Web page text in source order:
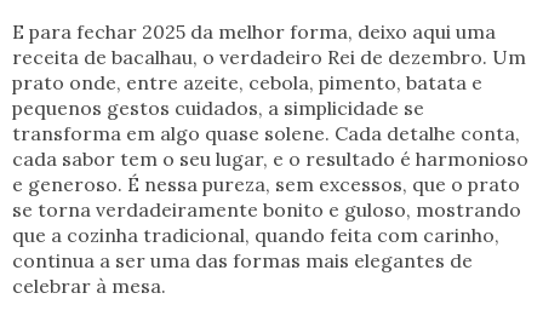
E para fechar 2025 da melhor forma, deixo aqui uma
receita de bacalhau, o verdadeiro Rei de dezembro. Um
prato onde, entre azeite, cebola, pimento, batata e
pequenos gestos cuidados, a simplicidade se
transforma em algo quase solene. Cada detalhe conta,
cada sabor tem o seu lugar, e o resultado é harmonioso
e generoso. É nessa pureza, sem excessos, que o prato
se torna verdadeiramente bonito e guloso, mostrando
que a cozinha tradicional, quando feita com carinho,
continua a ser uma das formas mais elegantes de
celebrar à mesa.